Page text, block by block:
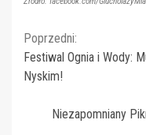
Continue
Reading
Poprzedni:
Festiwal Ognia i Wody:
Nyskim!
Niezapomniany